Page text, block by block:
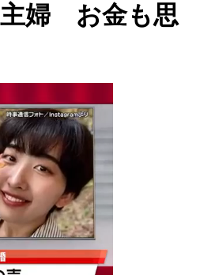
主婦 お金も思